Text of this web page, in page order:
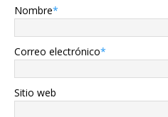
Nombre*
Correo electrónico*
Sitio web